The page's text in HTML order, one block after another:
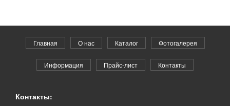
Главная О нас Каталог Фотогалерея
Информация Прайс-лист Контакты
Контакты: